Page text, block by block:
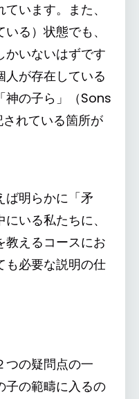
います。また、
る）状態でも、
かいないはずです
人が存在している
神の子ら」（Sons
れている箇所が
ば明らかに「矛
いる私たちに、
教えるコースにお
も必要な説明の仕
つの疑問点の一
子の範疇に入るの